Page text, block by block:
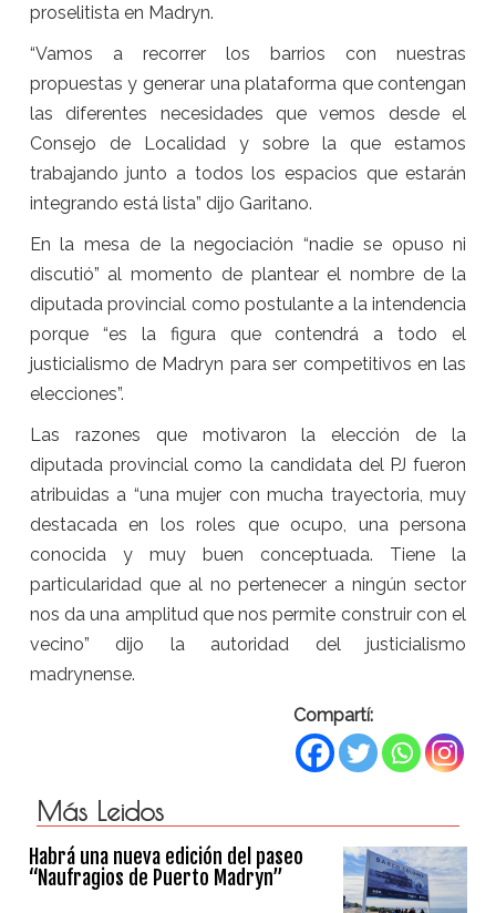
proselitista en Madryn.
“Vamos a recorrer los barrios con nuestras
propuestas y generar una plataforma que contengan
las diferentes necesidades que vemos desde el
Consejo de Localidad y sobre la que estamos
trabajando junto a todos los espacios que estarán
integrando está lista” dijo Garitano.
En la mesa de la negociación “nadie se opuso ni
discutió” al momento de plantear el nombre de la
diputada provincial como postulante a la intendencia
porque “es la figura que contendrá a todo el
justicialismo de Madryn para ser competitivos en las
elecciones”.
Las razones que motivaron la elección de la
diputada provincial como la candidata del PJ fueron
atribuidas a “una mujer con mucha trayectoria, muy
destacada en los roles que ocupo, una persona
conocida y muy buen conceptuada. Tiene la
particularidad que al no pertenecer a ningún sector
nos da una amplitud que nos permite construir con el
vecino” dijo la autoridad del justicialismo
madrynense.
Compartí:
Más Leidos
Habrá una nueva edición del paseo
“Naufragios de Puerto Madryn”